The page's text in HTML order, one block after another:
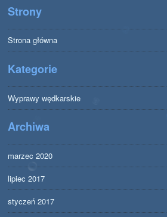
Strony
Strona główna
Kategorie
Wyprawy wędkarskie
Archiwa
marzec 2020
lipiec 2017
styczeń 2017